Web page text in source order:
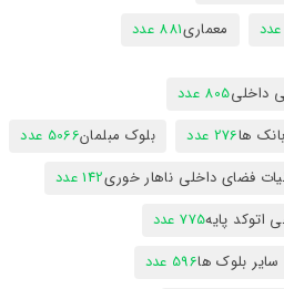
معماری881 عدد
داخلی805 عدد
بانک ها276 عدد بلوک مبلمان5066 عدد
فضای داخلی ناهار خوری142 عدد
اتوکد پایه775 عدد
سایر بلوک ها596 عدد